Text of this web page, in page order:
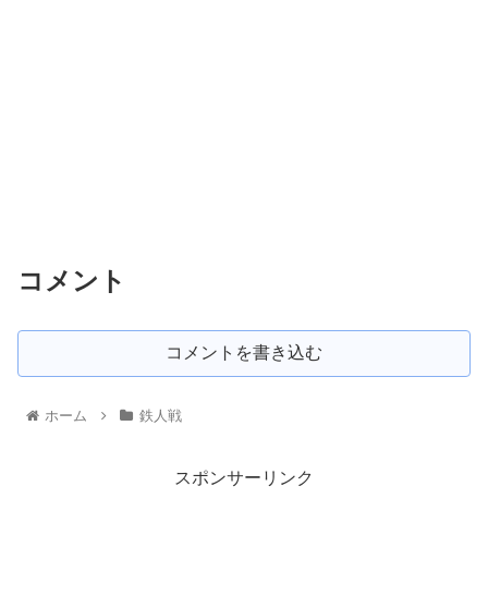
コメント
コメントを書き込む
ホーム 鉄人戦
スポンサーリンク